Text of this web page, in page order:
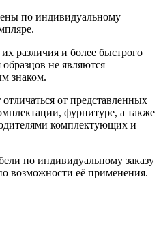
по индивидуальному
различия и более быстрого
образцов не являются
знаком.
от представленных
фурнитуре, а также
комплектующих и
по индивидуальному заказу
возможности её применения.